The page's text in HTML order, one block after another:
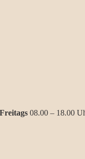
08.00 – 18.00